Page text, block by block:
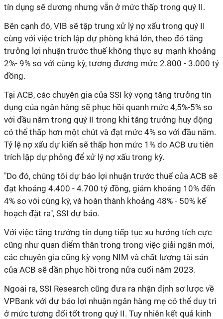
tín dụng sẽ dương nhưng vẫn ở mức thấp trong quý II.
Bên cạnh đó, VIB sẽ tập trung xử lý nợ xấu trong quý II
cùng với việc trích lập dự phòng khá lớn, theo đó tăng
trưởng lợi nhuận trước thuế không thực sự mạnh khoảng
2%- 9% so với cùng kỳ, tương đương mức 2.800 - 3.000 tỷ
đồng.
Tại ACB, các chuyên gia của SSI kỳ vọng tăng trưởng tín
dụng của ngân hàng sẽ phục hồi quanh mức 4,5%-5% so
với đầu năm trong quý II trong khi tăng trưởng huy động
có thể thấp hơn một chút và đạt mức 4% so với đầu năm.
Tỷ lệ nợ xấu dự kiến sẽ thấp hơn mức 1% do ACB ưu tiên
trích lập dự phỏng để xử lý nợ xấu trong kỳ.
"Do đó, chúng tôi dự báo lợi nhuận trước thuế của ACB sẽ
đạt khoảng 4.400 - 4.700 tỷ đồng, giảm khoảng 10% đến
4% so với cùng kỳ, và hoàn thành khoảng 48% - 50% kế
hoạch đặt ra", SSI dự báo.
Với việc tăng trưởng tín dụng tiếp tục xu hướng tích cực
cũng như quan điểm thân trong trong việc giải ngân mới,
các chuyên gia cũng kỳ vọng NIM và chất lượng tài sản
của ACB sẽ dần phục hồi trong nửa cuối năm 2023.
Ngoài ra, SSI Research cũng đưa ra nhận định sơ lược về
VPBank với dự báo lợi nhuận ngân hàng mẹ có thể duy trì
ở mức tương đối tốt trong quý II. Tuy nhiên kết quả kinh